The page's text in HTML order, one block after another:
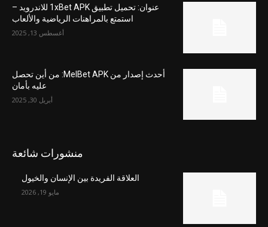
عنوان: تحميل تطبيق 1xBet APK للاندرويد –
استمتع بالمراهنات الرياضية والألعاب
أغسطس 13, 2025
أحدث إصدار من MelBet APK: من أين تحصل
عليه بأمان
أبريل 30, 2025
منشورات شائعة
العلاقة الفريدة بين الإنسان والخيول
مايو 19, 2026